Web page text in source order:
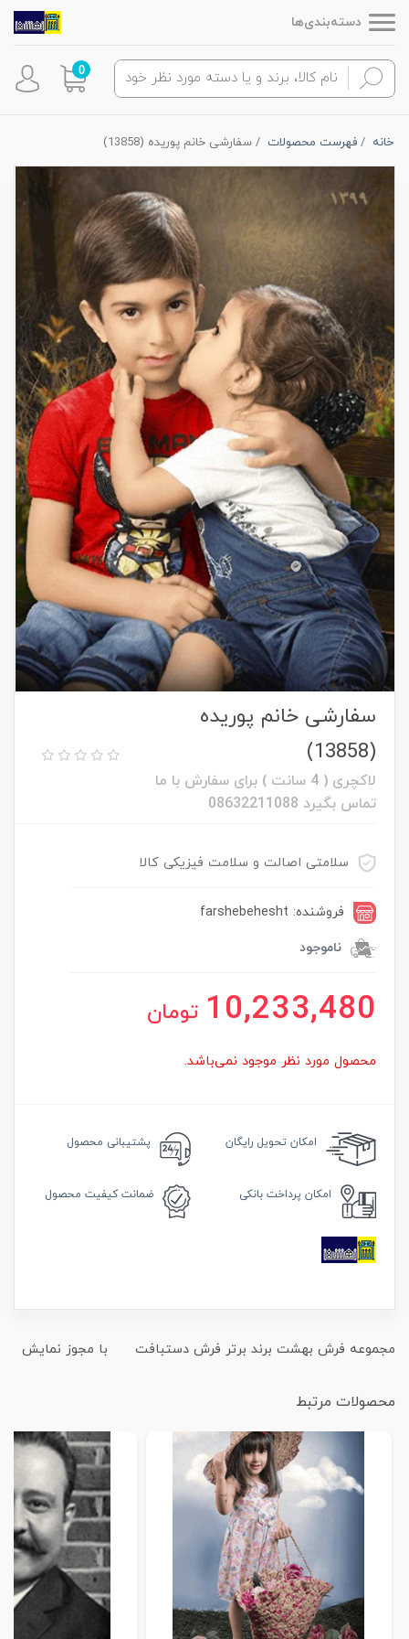
دسته‌بندی‌ها
0
خانه فهرست محصولات سفارشی خانم پوریده (13858)
سفارشی خانم پوریده
(13858)
لاکچری ( 4 سانت ) برای سفارش با ما
تماس بگیرد 08632211088
سلامتی اصالت و سلامت فیزیکی کالا
فروشنده: farshebehesht
ناموجود
10,233,480 تومان
محصول مورد نظر موجود نمی‌باشد.
امکان تحویل رایگان پشتیبانی محصول
امکان پرداخت بانکی ضمانت کیفیت محصول
مجموعه فرش بهشت برند برتر فرش دستبافت با مجوز نمایش
محصولات مرتبط